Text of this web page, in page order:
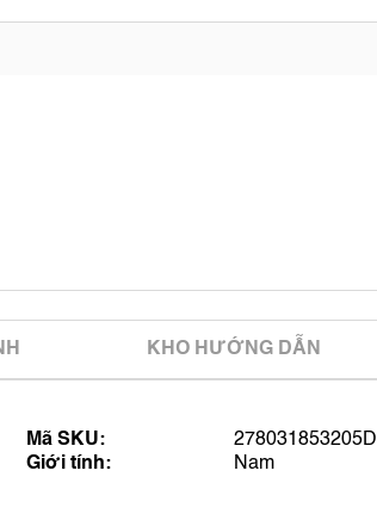
KHO HƯỚNG DẪN
Mã SKU:
278031853205D
Giới tính:
Nam